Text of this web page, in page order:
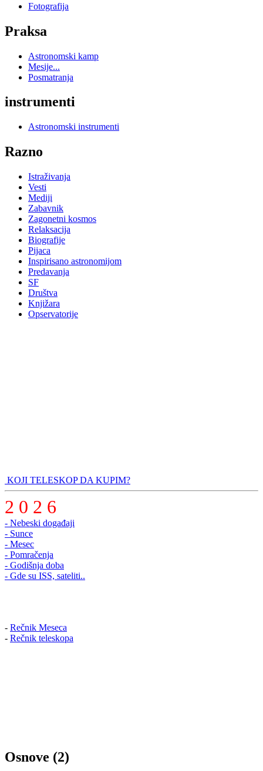
Fotografija
Praksa
Astronomski kamp
Mesije...
Posmatranja
instrumenti
Astronomski instrumenti
Razno
Istraživanja
Vesti
Mediji
Zabavnik
Zagonetni kosmos
Relaksacija
Biografije
Pijaca
Inspirisano astronomijom
Predavanja
SF
Društva
Knjižara
Opservatorije
KOJI TELESKOP DA KUPIM?
2 0 2 6
- Nebeski događaji
- Sunce
- Mesec
- Pomračenja
- Godišnja doba
- Gde su ISS, sateliti..
- Rečnik Meseca
- Rečnik teleskopa
Osnove (2)